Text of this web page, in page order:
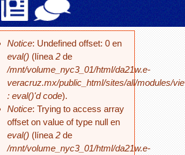
Notice: Undefined offset: 0 en
eval() (línea 2 de
/mnt/volume_nyc3_01/html/da21w.e-
veracruz.mx/public_html/sites/all/modules/
: eval()'d code).
Notice: Trying to access array
offset on value of type null en
eval() (línea 2 de
/mnt/volume_nyc3_01/html/da21w.e-